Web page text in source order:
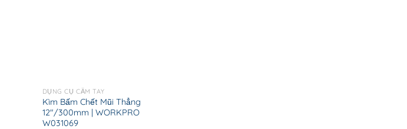
DỤNG CỤ CẦM TAY
Kìm Bấm Chết Mũi Thẳng
12″/300mm | WORKPRO
W031069